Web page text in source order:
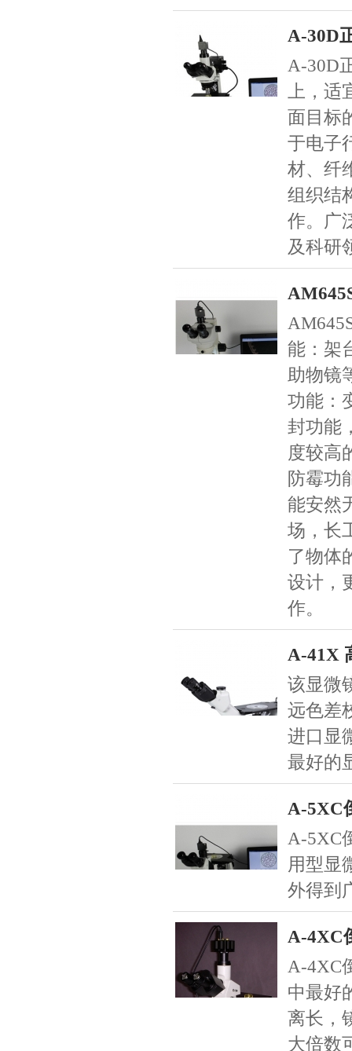
A-30D
A-30D
上，
面目标
于电子
材、纤
组织结
作。广
及科研
能：架
助物镜
功能：
封功能
度较高
防霉功
能安然
场，长
了物体
设计，
作。
A-41X
该显微
远色差
进口显
最好的
A-5XC
A-5XC
用型显
外得到
A-4XC
A-4XC
中最好
离长，
大倍数